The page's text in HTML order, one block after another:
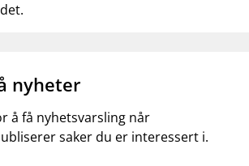
nyheter
å få nyhetsvarsling når
saker du er interessert i.